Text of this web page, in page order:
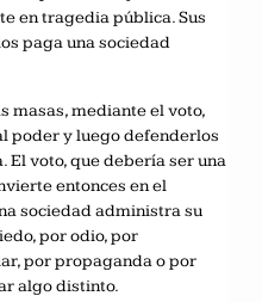
en tragedia pública. Sus
paga una sociedad
masas, mediante el voto,
poder y luego defenderlos
El voto, que debería ser una
entonces en el
sociedad administra su
por odio, por
por propaganda o por
algo distinto.